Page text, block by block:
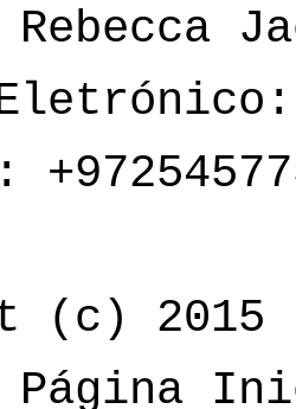
Rebecca
(c) 2015
Página